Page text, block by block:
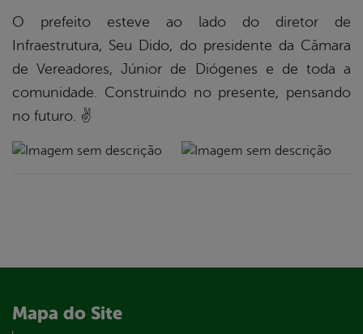
O prefeito esteve ao lado do diretor de
Infraestrutura, Seu Dido, do presidente da Câmara
de Vereadores, Júnior de Diógenes e de toda a
comunidade. Construindo no presente, pensando
no futuro. ✌
Mapa do Site